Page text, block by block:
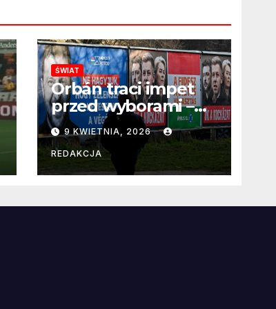
ŚWIAT
Orbán traci impet
przed wyborami –
węgierska
propaganda
przestaje
przekonywać
9 KWIETNIA, 2026
REDAKCJA